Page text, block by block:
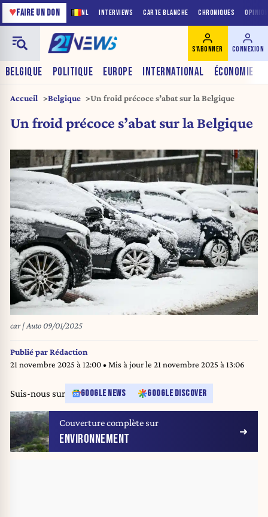
NL INTERVIEWS CARTE BLANCHE CHRONIQUES
♥FAIRE UN DON
BELGIQUE POLITIQUE EUROPE INTERNATIONAL ÉCONOMIE
S'ABONNER CONNEXION
Accueil Belgique Un froid précoce s’abat sur la Belgique
Un froid précoce s’abat sur la Belgique
car | Auto 09/01/2025
Publié parRédaction
21 novembre 2025 à 12:00• Mis à jour le 21 novembre 2025 à 13:06
Suis-nous sur GOOGLE NEWS GOOGLE DISCOVER
Couverture complète sur
ENVIRONNEMENT